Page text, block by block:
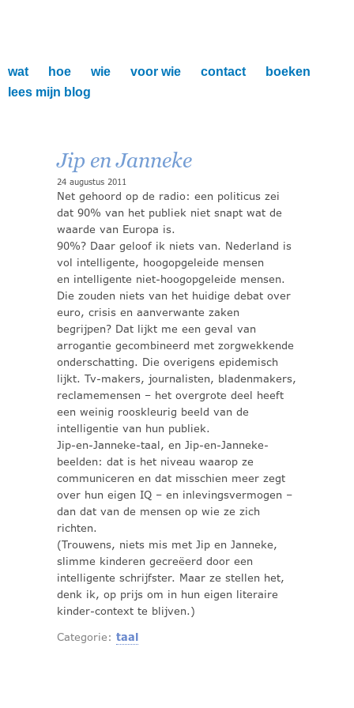
wat hoe wie voor wie contact
boeken
lees mijn blog
Jip en Janneke
24 augustus 2011
Net gehoord op de radio: een politicus zei
dat 90% van het publiek niet snapt wat de
waarde van Europa is.
90%? Daar geloof ik niets van. Nederland is
vol intelligente, hoogopgeleide mensen
en intelligente niet-hoogopgeleide mensen.
Die zouden niets van het huidige debat over
euro, crisis en aanverwante zaken
begrijpen? Dat lijkt me een geval van
arrogantie gecombineerd met zorgwekkende
onderschatting. Die overigens epidemisch
lijkt. Tv-makers, journalisten, bladenmakers,
reclamemensen – het overgrote deel heeft
een weinig rooskleurig beeld van de
intelligentie van hun publiek.
Jip-en-Janneke-taal, en Jip-en-Janneke-
beelden: dat is het niveau waarop ze
communiceren en dat misschien meer zegt
over hun eigen IQ – en inlevingsvermogen –
dan dat van de mensen op wie ze zich
richten.
(Trouwens, niets mis met Jip en Janneke,
slimme kinderen gecreëerd door een
intelligente schrijfster. Maar ze stellen het,
denk ik, op prijs om in hun eigen literaire
kinder-context te blijven.)
Categorie:taal